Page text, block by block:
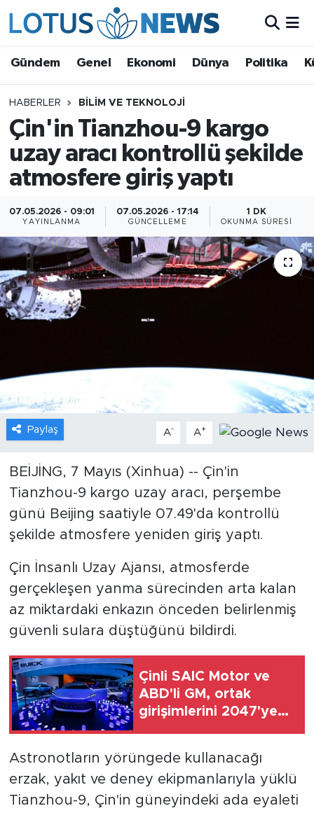
Gündem Genel Ekonomi Dünya Politika
HABERLER BILIM VE TEKNOLOJI
Çin'in Tianzhou-9 kargo
uzay aracı kontrollü şekilde
atmosfere giriş yaptı
07.05.2026 - 09:01
YAYINLANMA
07.05.2026 - 17:14
GÜNCELLEME
1 DK
OKUNMA SÜRESI
Paylaş A- A+
BEİJİNG, 7 Mayıs (Xinhua) -- Çin'in
Tianzhou-9 kargo uzay aracı, perşembe
günü Beijing saatiyle 07.49'da kontrollü
şekilde atmosfere yeniden giriş yaptı.
Çin İnsanlı Uzay Ajansı, atmosferde
gerçekleşen yanma sürecinden arta kalan
az miktardaki enkazın önceden belirlenmiş
güvenli sulara düştüğünü bildirdi.
Çinli SAIC Motor ve
ABD'li GM, ortak
girişimlerini 2047'ye
Astronotların yörüngede kullanacağı
erzak, yakıt ve deney ekipmanlarıyla yüklü
Tianzhou-9, Çin'in güneyindeki ada eyaleti
Ekonomi
Dünya
Politika
Bilim ve Teknoloji
Çin Fuarları
Video
Sağlık
Xinhua
Xinhua Türkiye